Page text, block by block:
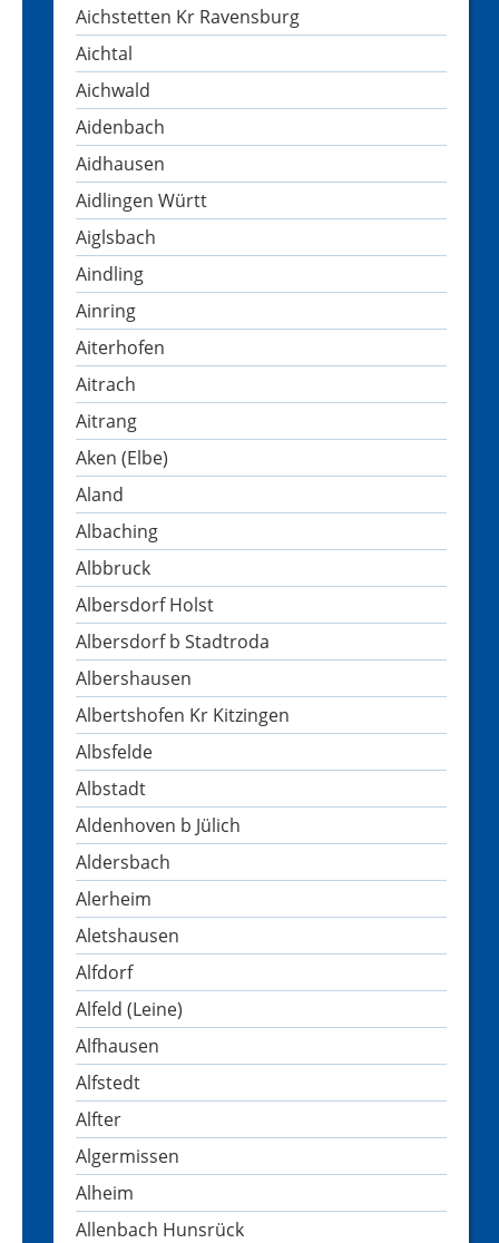
Aichstetten Kr Ravensburg
Aichtal
Aichwald
Aidenbach
Aidhausen
Aidlingen Württ
Aiglsbach
Aindling
Ainring
Aiterhofen
Aitrach
Aitrang
Aken (Elbe)
Aland
Albaching
Albbruck
Albersdorf Holst
Albersdorf b Stadtroda
Albershausen
Albertshofen Kr Kitzingen
Albsfelde
Albstadt
Aldenhoven b Jülich
Aldersbach
Alerheim
Aletshausen
Alfdorf
Alfeld (Leine)
Alfhausen
Alfstedt
Alfter
Algermissen
Alheim
Allenbach Hunsrück